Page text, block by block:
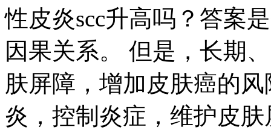
性皮炎scc升高吗？答案
因果关系。 但是，长期
肤屏障，增加皮肤癌的
炎，控制炎症，维护皮